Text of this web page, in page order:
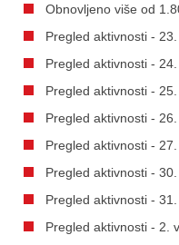
Obnovljeno više od
Pregled aktivnosti - 23.
Pregled aktivnosti - 24.
Pregled aktivnosti - 25.
Pregled aktivnosti - 26.
Pregled aktivnosti - 27.
Pregled aktivnosti - 30.
Pregled aktivnosti - 31.
Pregled aktivnosti - 2.